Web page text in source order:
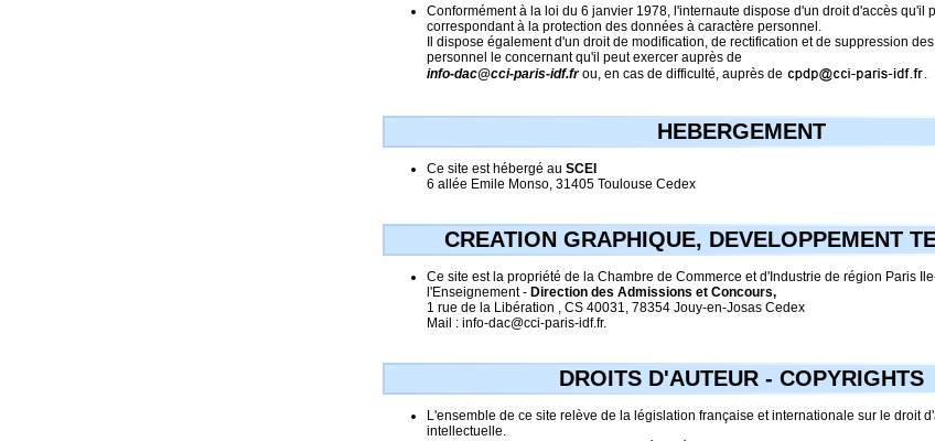
Conformément à la loi du 6 janvier 1978, l'internaute dispose d'un droit d'accès qu'il
correspondant à la protection des données à caractère personnel.
Il dispose également d'un droit de modification, de rectification et de suppression
personnel le concernant qu'il peut exercer auprès de
info-dac@cci-paris-idf.frou, en cas de difficulté, auprès de
HEBERGEMENT
Ce site est hébergé au SCEI
6 allée Emile Monso, 31405 Toulouse Cedex
CREATION GRAPHIQUE, DEVELOPPEMENT
Ce site est la propriété de la Chambre de Commerce et d'Industrie de région Paris
l'Enseignement - Direction des Admissions et Concours,
1 rue de la Libération , CS 40031, 78354 Jouy-en-Josas Cedex
Mail : info-dac@cci-paris-idf.fr.
DROITS D'AUTEUR - COPYRIGHTS
L'ensemble de ce site relève de la législation française et internationale sur le droit
intellectuelle.